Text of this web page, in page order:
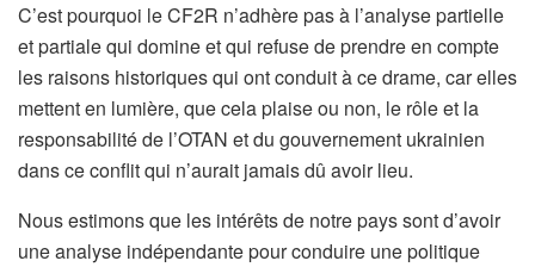
C’est pourquoi le CF2R n’adhère pas à l’analyse partielle
et partiale qui domine et qui refuse de prendre en compte
les raisons historiques qui ont conduit à ce drame, car elles
mettent en lumière, que cela plaise ou non, le rôle et la
responsabilité de l’OTAN et du gouvernement ukrainien
dans ce conflit qui n’aurait jamais dû avoir lieu.
Nous estimons que les intérêts de notre pays sont d’avoir
une analyse indépendante pour conduire une politique